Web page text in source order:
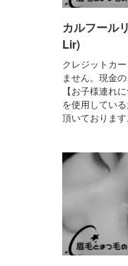
カルフール
Lir)
クレジットカ
ません。現金
【お子様連れ
を使用してい
頂いております